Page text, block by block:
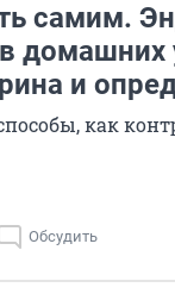
самим.
домашних
и
как
Обсудить